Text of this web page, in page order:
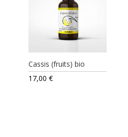
Cassis (fruits) bio
17,00€